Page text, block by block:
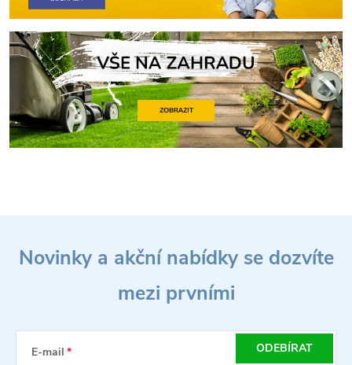
Novinky a akční nabídky se dozvíte
mezi prvními
E-mail ODEBÍRAT